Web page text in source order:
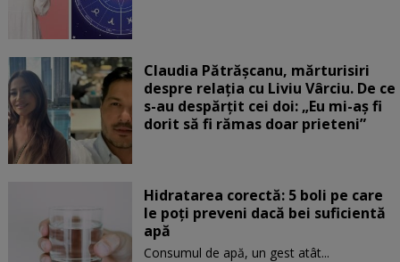
Claudia Pătrășcanu, mărturisiri
despre relația cu Liviu Vârciu. De ce
s-au despărțit cei doi: „Eu mi-aș fi
dorit să fi rămas doar prieteni”
Hidratarea corectă: 5 boli pe care
le poți preveni dacă bei suficientă
apă
Consumul de apă, un gest atât...